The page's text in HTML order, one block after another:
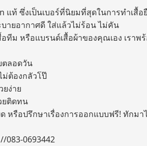
แท้ ซึ่งเป็นเบอร์ที่นิยมที่สุดในการทำเสื้อ
บายอากาศดี ใส่แล้วไม่ร้อน ไม่คัน
อทีม หรือแบรนด์เสื้อผ้าของคุณเอง เราพ
ตลอดวัน
ม่ต้องกลัวโป๊
ง่าย
ติดทน
หรือปรึกษาเรื่องการออกแบบฟรี! ทักมา
083-0693442